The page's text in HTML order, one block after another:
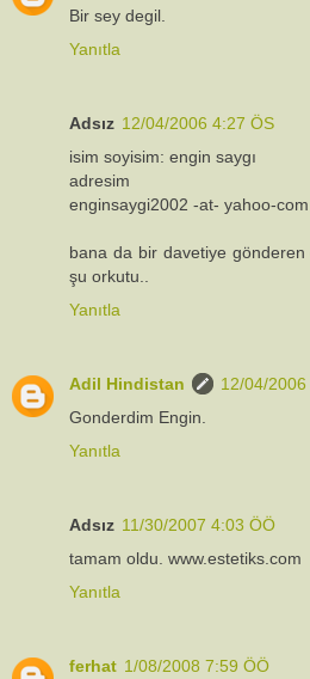
Bir sey degil.
Yanıtla
Adsız 12/04/2006 4:27 ÖS
isim soyisim: engin saygı
adresim
enginsaygi2002 -at- yahoo-com
bana da bir davetiye
şu orkutu..
Yanıtla
Adil Hindistan
12/04/
Gonderdim Engin.
Yanıtla
Adsız 11/30/2007 4:03 ÖÖ
tamam oldu. www.estetiks.com
Yanıtla
ferhat 1/08/2008 7:59 ÖÖ